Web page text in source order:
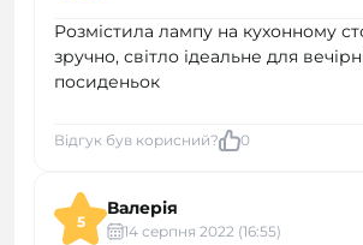
Розмістила лампу на кухонному
зручно, світло ідеальне для
посиденьок
Відгук був корисний? 0
5
Валерія
14 серпня 2022 (16:55)